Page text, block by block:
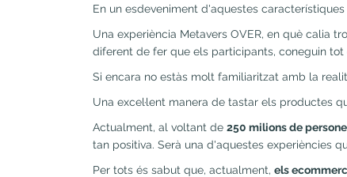
En un esdeveniment d'aquestes
Una experiència Metavers OVER, en què calia
diferent de fer que els participants, coneguin
Si encara no estàs molt familiaritzat amb la
Una excel·lent manera de tastar els productes
Actualment, al voltant de 250 milions de
tan positiva. Serà una d'aquestes experiències
Per tots és sabut que, actualment, els